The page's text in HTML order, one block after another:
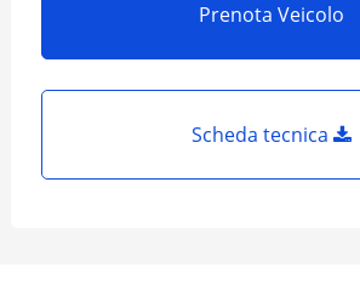
Prenota Veicolo
Scheda tecnica